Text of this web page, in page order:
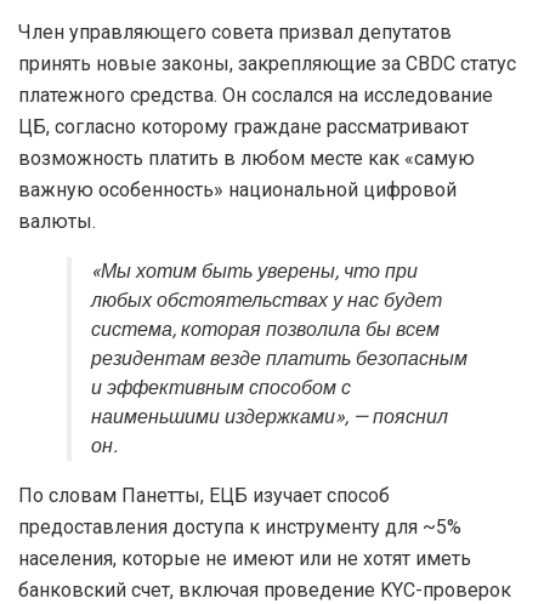
Член управляющего совета призвал депутатов
принять новые законы, закрепляющие за CBDC статус
платежного средства. Он сослался на исследование
ЦБ, согласно которому граждане рассматривают
возможность платить в любом месте как «самую
важную особенность» национальной цифровой
валюты.
«Мы хотим быть уверены, что при
любых обстоятельствах у нас будет
система, которая позволила бы всем
резидентам везде платить безопасным
и эффективным способом с
наименьшими издержками», — пояснил
он.
По словам Панетты, ЕЦБ изучает способ
предоставления доступа к инструменту для ~5%
населения, которые не имеют или не хотят иметь
банковский счет, включая проведение KYC-проверок